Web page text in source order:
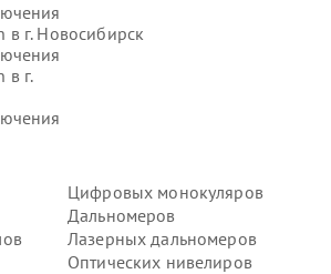
Цифровых монокуляров
Дальномеров
Лазерных дальномеров
Оптических нивелиров
в г. Новосибирск
в г.
г.
г.
Воронеж
г.
Волгоград
г.
Самара